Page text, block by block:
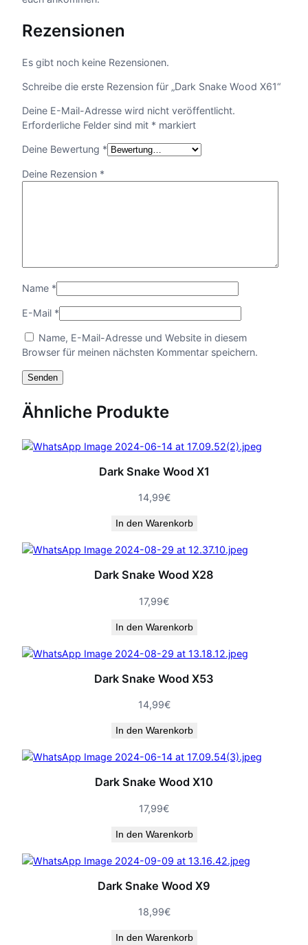
Rezensionen
Es gibt noch keine Rezensionen.
Schreibe die erste Rezension für „Dark Snake Wood X61“
Deine E-Mail-Adresse wird nicht veröffentlicht.
Erforderliche Felder sind mit * markiert
Deine Bewertung *
Deine Rezension *
Name *
E-Mail *
Name, E-Mail-Adresse und Website in diesem
Browser für meinen nächsten Kommentar speichern.
Ähnliche Produkte
Dark Snake Wood X1
14,99€
In den Warenkorb
Dark Snake Wood X28
17,99€
In den Warenkorb
Dark Snake Wood X53
14,99€
In den Warenkorb
Dark Snake Wood X10
17,99€
In den Warenkorb
Dark Snake Wood X9
18,99€
In den Warenkorb